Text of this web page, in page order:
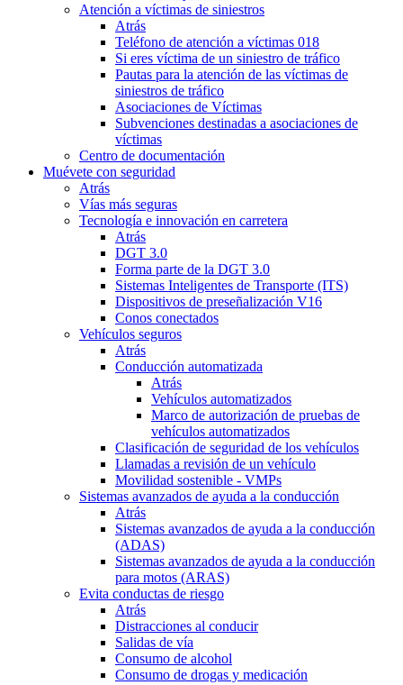
Atención a víctimas de siniestros
Atrás
Teléfono de atención a víctimas 018
Si eres víctima de un siniestro de tráfico
Pautas para la atención de las víctimas de
siniestros de tráfico
Asociaciones de Víctimas
Subvenciones destinadas a asociaciones de
víctimas
Centro de documentación
Muévete con seguridad
Atrás
Vías más seguras
Tecnología e innovación en carretera
Atrás
DGT 3.0
Forma parte de la DGT 3.0
Sistemas Inteligentes de Transporte (ITS)
Dispositivos de preseñalización V16
Conos conectados
Vehículos seguros
Atrás
Conducción automatizada
Atrás
Vehículos automatizados
Marco de autorización de pruebas de
vehículos automatizados
Clasificación de seguridad de los vehículos
Llamadas a revisión de un vehículo
Movilidad sostenible - VMPs
Sistemas avanzados de ayuda a la conducción
Atrás
Sistemas avanzados de ayuda a la conducción
(ADAS)
Sistemas avanzados de ayuda a la conducción
para motos (ARAS)
Evita conductas de riesgo
Atrás
Distracciones al conducir
Salidas de vía
Consumo de alcohol
Consumo de drogas y medicación